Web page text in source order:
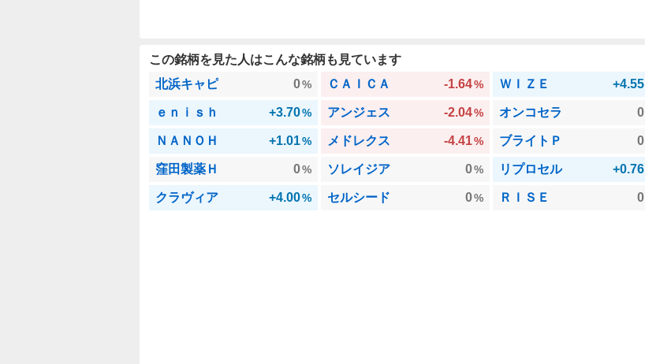
この銘柄を見た人はこんな銘柄も見ています
北浜キャピ
0% ＣＡＩＣＡ -1.64% ＷＩＺＥ +4.55
ｅｎｉｓｈ +3.70% アンジェス -2.04% オンコセラ 0
ＮＡＮＯＨ +1.01% メドレクス -4.41% ブライトＰ 0
窪田製薬Ｈ 0% ソレイジア 0% リプロセル +0.76
クラヴィア +4.00% セルシード 0% ＲＩＳＥ 0